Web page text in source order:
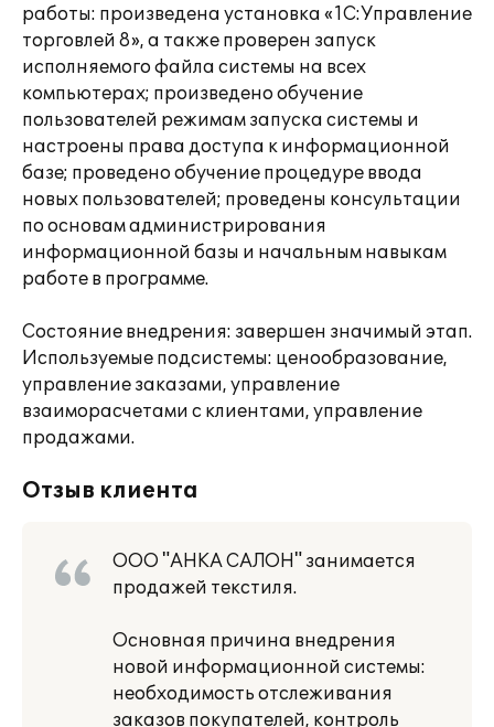
работы: произведена установка «1С:Управление
торговлей 8», а также проверен запуск
исполняемого файла системы на всех
компьютерах; произведено обучение
пользователей режимам запуска системы и
настроены права доступа к информационной
базе; проведено обучение процедуре ввода
новых пользователей; проведены консультации
по основам администрирования
информационной базы и начальным навыкам
работе в программе.
Состояние внедрения: завершен значимый этап.
Используемые подсистемы: ценообразование,
управление заказами, управление
взаиморасчетами с клиентами, управление
продажами.
Отзыв клиента
ООО "АНКА САЛОН" занимается
продажей текстиля.
Основная причина внедрения
новой информационной системы:
необходимость отслеживания
заказов покупателей, контроль